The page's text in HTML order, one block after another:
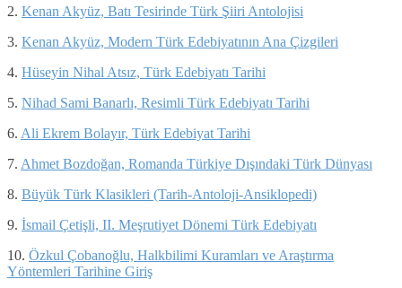
2. Kenan Akyüz, Batı Tesirinde Türk Şiiri Antolojisi
3. Kenan Akyüz, Modern Türk Edebiyatının Ana Çizgileri
4. Hüseyin Nihal Atsız, Türk Edebiyatı Tarihi
5. Nihad Sami Banarlı, Resimli Türk Edebiyatı Tarihi
6. Ali Ekrem Bolayır, Türk Edebiyat Tarihi
7. Ahmet Bozdoğan, Romanda Türkiye Dışındaki Türk Dünyası
8. Büyük Türk Klasikleri (Tarih-Antoloji-Ansiklopedi)
9. İsmail Çetişli, II. Meşrutiyet Dönemi Türk Edebiyatı
10. Özkul Çobanoğlu, Halkbilimi Kuramları ve Araştırma
Yöntemleri Tarihine Giriş